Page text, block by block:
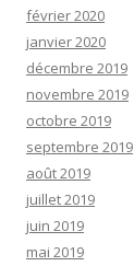
février 2020
janvier 2020
décembre 2019
novembre 2019
octobre 2019
septembre 2019
août 2019
juillet 2019
juin 2019
mai 2019